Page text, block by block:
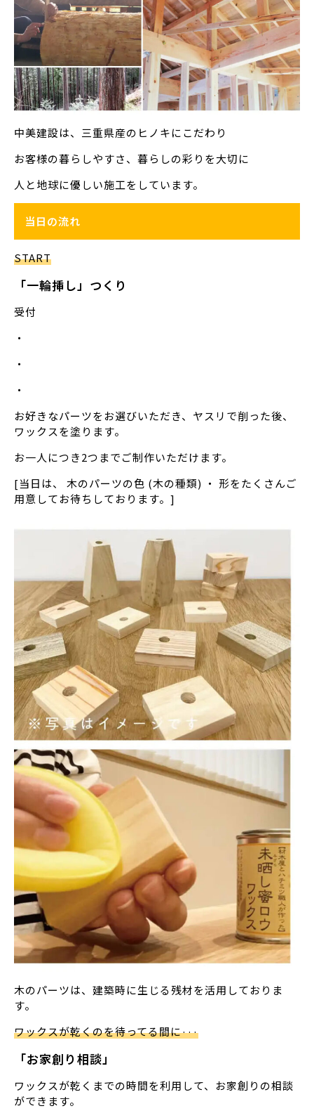
中美建設は、三重県産のヒノキにこだわり
お客様の暮らしやすさ、暮らしの彩りを大切に
人と地球に優しい施工をしています。
当日の流れ
START
「一輪挿し」つくり
受付
・
・
・
お好きなパーツをお選びいただき、ヤスリで削った後、
ワックスを塗ります。
お一人につき2つまでご制作いただけます。
[当日は、 木のパーツの色 (木の種類) ・ 形をたくさんご
用意してお待ちしております。]
木のパーツは、建築時に生じる残材を活用しておりま
す。
ワックスが乾くのを待ってる間に···
「お家創り相談」
ワックスが乾くまでの時間を利用して、お家創りの相談
ができます。